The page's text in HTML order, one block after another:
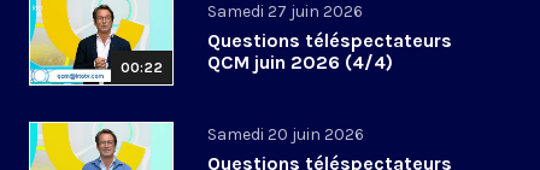
00:22
Samedi 27 juin 2026
Questions téléspectateurs
QCM juin 2026 (4/4)
Samedi 20 juin 2026
Questions téléspectateurs